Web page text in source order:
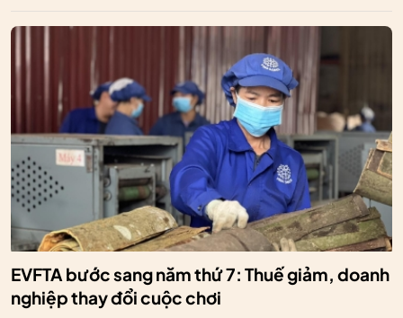
EVFTA bước sang năm thứ 7: Thuế giảm, doanh
nghiệp thay đổi cuộc chơi